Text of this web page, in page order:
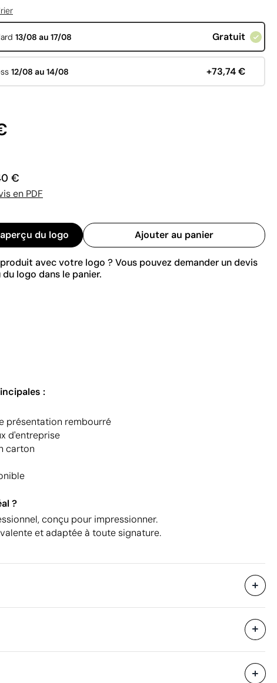
13/08 au 17/08 Gratuit
12/08 au 14/08 +73,74 €
€
en PDF
du logo Ajouter au panier
avec votre logo ? Vous pouvez demander un devis
logo dans le panier.
:
présentation rembourré
d'entreprise
carton
?
conçu pour impressionner.
et adaptée à toute signature.